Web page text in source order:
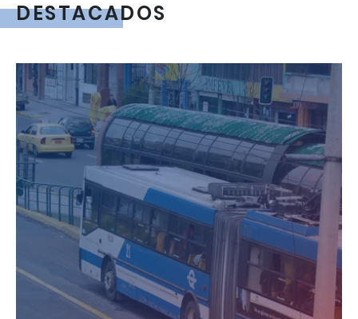
DESTACADOS